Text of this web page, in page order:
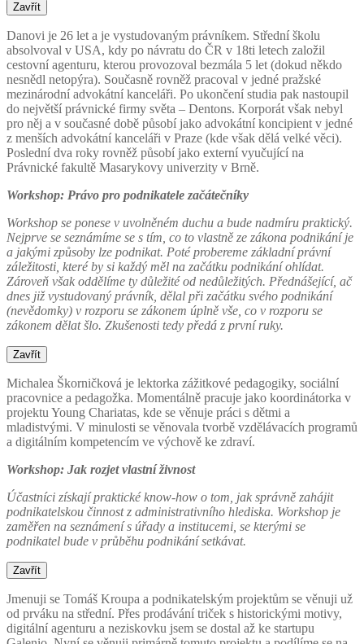
Zavřít
Danovi je 26 let a je vystudovaným právníkem. Střední školu
absolvoval v USA, kdy po návratu do ČR v 18ti letech založil
cestovní agenturu, kterou provozoval bezmála 5 let (dokud někdo
nesnědl netopýra). Současně rovněž pracoval v jedné pražské
mezinárodní advokátní kanceláři. Po ukončení studia pak nastoupil
do největší právnické firmy světa – Dentons. Korporát však nebyl
pro něj a v současné době působí jako advokátní koncipient v jedné
z menších advokátní kanceláři v Praze (kde však dělá velké věci).
Poslední dva roky rovněž působí jako externí vyučující na
Právnické fakultě Masarykovy univerzity v Brně.
Workshop: Právo pro podnikatele začátečníky
Workshop se ponese v uvolněném duchu a bude nadmíru praktický.
Nejprve se seznámíme se s tím, co to vlastně ze zákona podnikání je
a jakými způsoby lze podnikat. Poté probereme základní právní
záležitosti, které by si každý měl na začátku podnikání ohlídat.
Zároveň však oddělíme ty důležité od nedůležitých. Přednášející, ač
dnes již vystudovaný právník, dělal při začátku svého podnikání
(nevědomky) v rozporu se zákonem úplně vše, co v rozporu se
zákonem dělat šlo. Zkušenosti tedy předá z první ruky.
Zavřít
Michalea Škorničková je lektorka zážitkové pedagogiky, sociální
pracovnice a pedagožka. Momentálně pracuje jako koordinátorka v
projektu Young Chariatas, kde se věnuje práci s dětmi a
mladistvými. V minulosti se věnovala tvorbě vzdělávacích programů
a digitálním kompetencím ve výchově ke zdraví.
Workshop: Jak rozjet vlastní živnost
Účastníci získají praktické know-how o tom, jak správně zahájit
podnikatelskou činnost z administrativního hlediska. Workshop je
zaměřen na seznámení s úřady a institucemi, se kterými se
podnikatel bude v průběhu podnikání setkávat.
Zavřít
Jmenuji se Tomáš Kroupa a podnikatelským projektům se věnuji už
od prváku na střední. Přes prodávání triček s historickými motivy,
digitální agenturu a neziskovku jsem se dostal až ke startupu